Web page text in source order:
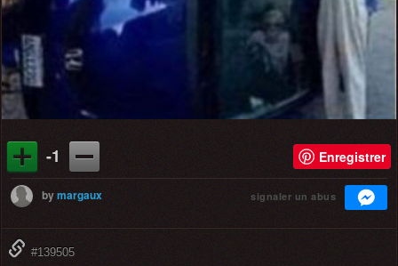
-1 Enregistrer
bymargaux signaler un abus
#139505